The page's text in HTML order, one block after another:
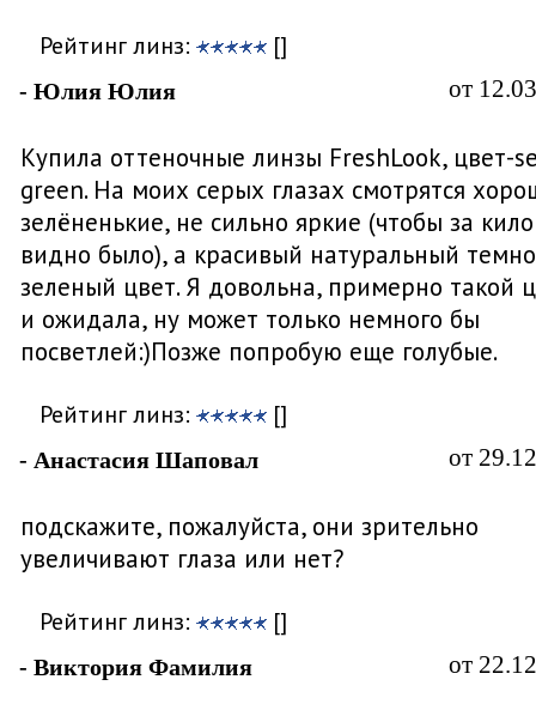
Рейтинг линз: []
- Юлия Юлия от
Купила оттеночные линзы FreshLook, цвет-
green. На моих серых глазах смотрятся
зелёненькие, не сильно яркие (чтобы за
видно было), а красивый натуральный
зеленый цвет. Я довольна, примерно такой
и ожидала, ну может только немного бы
посветлей:)Позже попробую еще голубые.
Рейтинг линз: []
- Анастасия Шаповал от
подскажите, пожалуйста, они зрительно
увеличивают глаза или нет?
Рейтинг линз: []
- Виктория Фамилия от